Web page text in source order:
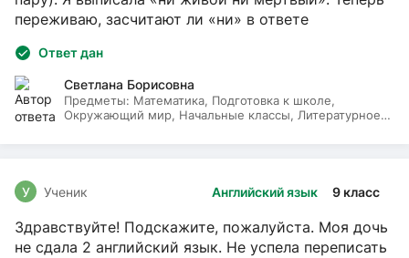
переживаю, засчитают ли «ни» в ответе
Ответ дан
Светлана Борисовна
Предметы: Математика, Подготовка к школе,
Окружающий мир, Начальные классы, Литературное
Английский язык 9 класс
У Ученик
Здравствуйте! Подскажите, пожалуйста. Моя дочь
не сдала 2 английский язык. Не успела переписать